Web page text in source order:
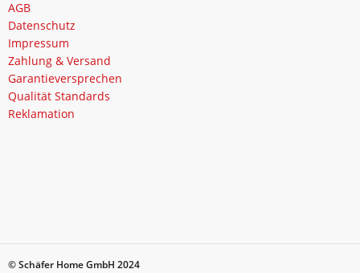
AGB
Datenschutz
Impressum
Zahlung & Versand
Garantieversprechen
Qualität Standards
Reklamation
© Schäfer Home GmbH 2024